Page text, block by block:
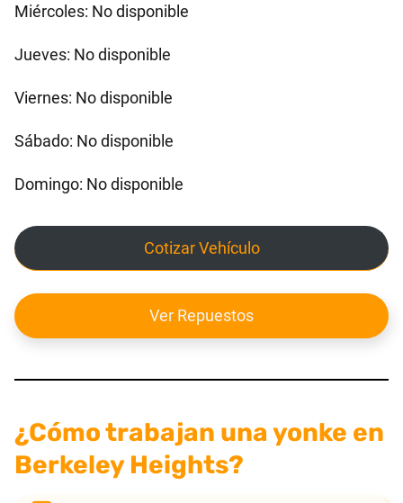
Miércoles: No disponible
Jueves: No disponible
Viernes: No disponible
Sábado: No disponible
Domingo: No disponible
Cotizar Vehículo
Ver Repuestos
¿Cómo trabajan una yonke en
Berkeley Heights?